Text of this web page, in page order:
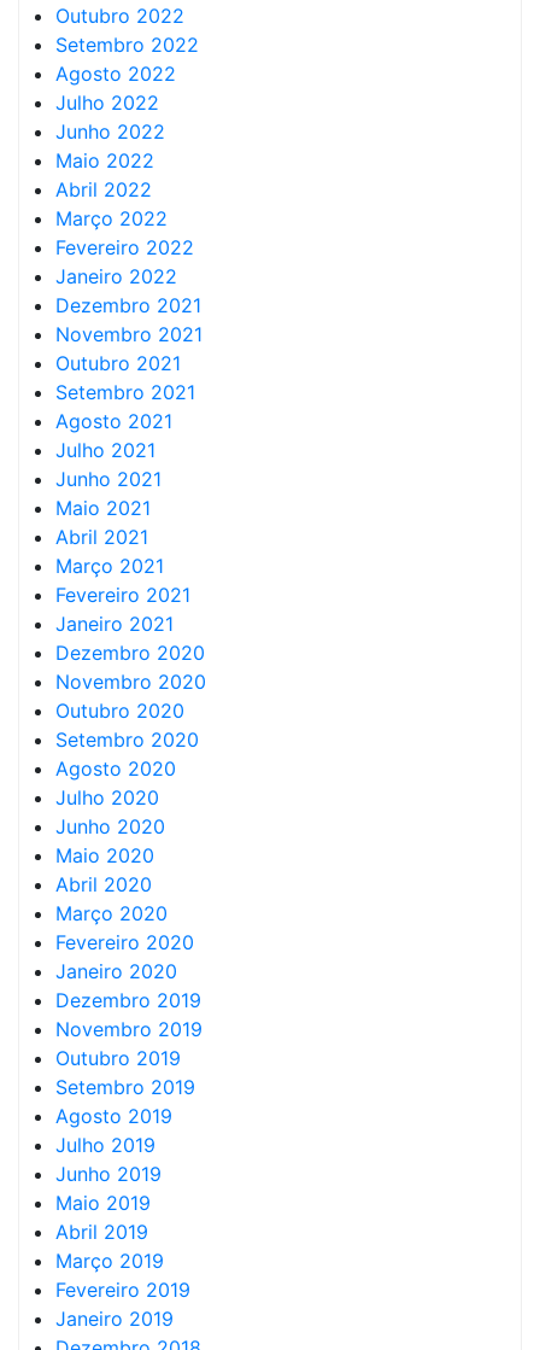
Outubro 2022
Setembro 2022
Agosto 2022
Julho 2022
Junho 2022
Maio 2022
Abril 2022
Março 2022
Fevereiro 2022
Janeiro 2022
Dezembro 2021
Novembro 2021
Outubro 2021
Setembro 2021
Agosto 2021
Julho 2021
Junho 2021
Maio 2021
Abril 2021
Março 2021
Fevereiro 2021
Janeiro 2021
Dezembro 2020
Novembro 2020
Outubro 2020
Setembro 2020
Agosto 2020
Julho 2020
Junho 2020
Maio 2020
Abril 2020
Março 2020
Fevereiro 2020
Janeiro 2020
Dezembro 2019
Novembro 2019
Outubro 2019
Setembro 2019
Agosto 2019
Julho 2019
Junho 2019
Maio 2019
Abril 2019
Março 2019
Fevereiro 2019
Janeiro 2019